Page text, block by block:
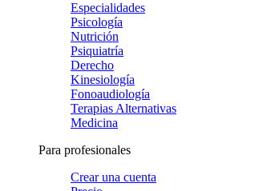
Especialidades
Psicología
Nutrición
Psiquiatría
Derecho
Kinesiología
Fonoaudiología
Terapias Alternativas
Medicina
Para profesionales
Crear una cuenta